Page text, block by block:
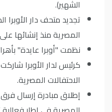
الشهير).
تجديد متحف دار الأوبرا
المصرية منذ إنشائها
نظمت "أوبرا عايدة"
كرئيس لدار الأوبرا
الاحتفالات المصرية.
إطلاق مبادرة إرسال